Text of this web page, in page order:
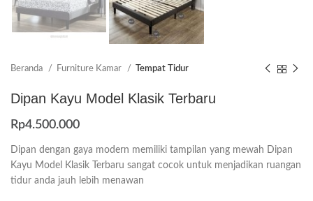
Beranda Furniture Kamar Tempat Tidur
Dipan Kayu Model Klasik Terbaru
Rp4.500.000
Dipan dengan gaya modern memiliki tampilan yang mewah Dipan
Kayu Model Klasik Terbaru sangat cocok untuk menjadikan ruangan
tidur anda jauh lebih menawan